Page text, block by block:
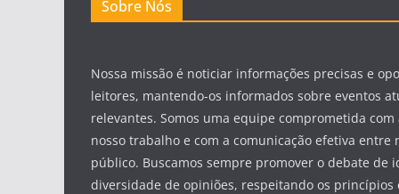
Sobre Nós
Nossa missão é noticiar informações precisas e
leitores, mantendo-os informados sobre eventos
relevantes. Somos uma equipe comprometida
nosso trabalho e com a comunicação efetiva entre
público. Buscamos sempre promover o debate de
diversidade de opiniões, respeitando os princípios